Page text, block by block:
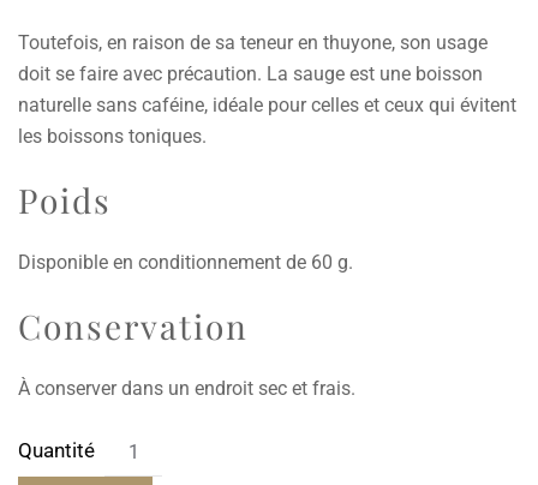
Toutefois, en raison de sa teneur en thuyone, son usage
doit se faire avec précaution. La sauge est une boisson
naturelle sans caféine, idéale pour celles et ceux qui évitent
les boissons toniques.
Poids
Disponible en conditionnement de 60 g.
Conservation
À conserver dans un endroit sec et frais.